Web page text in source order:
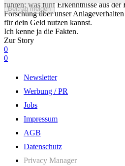
Beitrag melden
führen: was fünf Erkenntnisse aus der
Forschung über unser
für dein Geld nutzen kannst.
Ich kenne ja die Fakten.
Zur Story
0
0
Newsletter
Werbung / PR
Jobs
Impressum
AGB
Datenschutz
Privacy Manager